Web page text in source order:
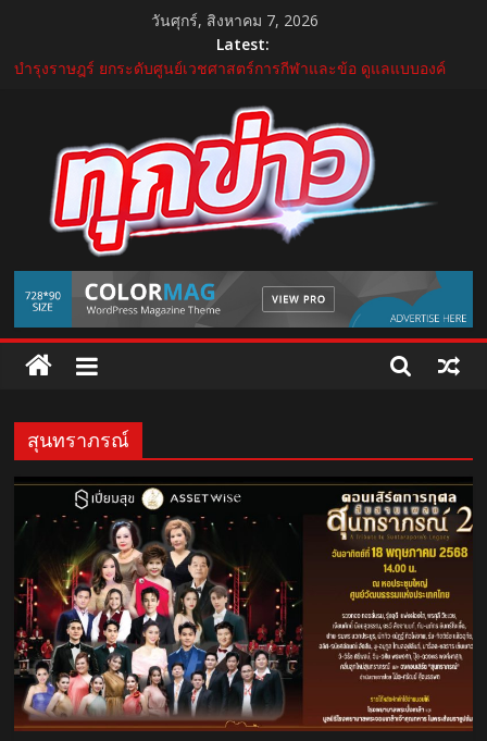
content
วันศุกร์, สิงหาคม 7, 2026
Latest:
บำรุงราษฎร์ ยกระดับศูนย์เวชศาสตร์การกีฬาและข้อ ดูแลแบบองค์
บีโอไอผนึกพันธมิตรจัด THECA 2026 เชื่อมห่วงโซ่อิเล็กทรอนิกส์ หนุน
ไทยสู่ฐานผลิตเทคโนโลยีขั้นสูง
กระทรวงคมนาคม เปิดนิทรรศการ “เกษมสุขทุกค่ำเช้า” เฉลิม
พระชนมพรรษา พระบาทสมเด็จพระเจ้าอยู่หัว 28 กรกฎาคม 2569
“GDH” เปิดโผโปรเจกต์ใหม่ใน “GDH CIRCLES Feel Good โคจร
ความสุข สนุกกว่าที่เคย”
แถลงใหญ่ปีที่ 11! บุรีรัมย์ มาราธอน 2027 เปิดศักราชใหม่ เดินหน้าสู่
Marathon Destination แห่งเอเชีย
TukKhao
AllNews
สุนทราภรณ์